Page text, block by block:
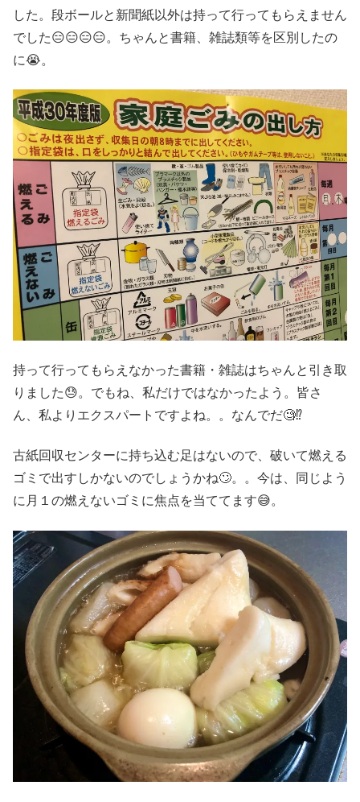
した。段ボールと新聞紙以外は持って行ってもらえません
でした😑😑😑😑。ちゃんと書籍、雑誌類等を区別したの
に😭。
持って行ってもらえなかった書籍・雑誌はちゃんと引き取
りました😓。でもね、私だけではなかったよう。皆さ
ん、私よりエクスパートですよね。。なんでだ🧐⁉️
古紙回収センターに持ち込む足はないので、破いて燃える
ゴミで出すしかないのでしょうかね🙄。。今は、同じよう
に月１の燃えないゴミに焦点を当ててます😅。